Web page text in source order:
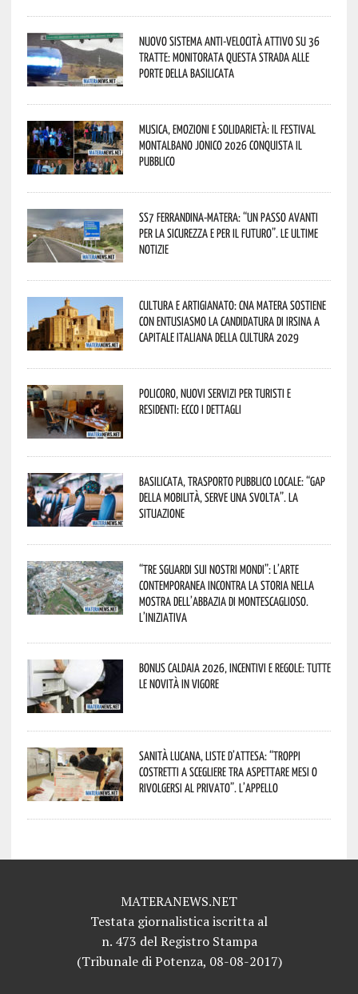
Nuovo sistema anti-velocità attivo su 36
tratte: monitorata questa strada alle
porte della Basilicata
Musica, emozioni e solidarietà: il Festival
Montalbano Jonico 2026 conquista il
pubblico
SS7 Ferrandina-Matera: “Un passo avanti
per la sicurezza e per il futuro”. Le ultime
notizie
Cultura e Artigianato: CNA Matera sostiene
con entusiasmo la candidatura di Irsina a
Capitale Italiana della Cultura 2029
Policoro, nuovi servizi per turisti e
residenti: ecco i dettagli
Basilicata, trasporto pubblico locale: “Gap
della mobilità, serve una svolta”. La
situazione
“Tre Sguardi sui Nostri Mondi”: l’arte
contemporanea incontra la storia nella
mostra dell’Abbazia di Montescaglioso.
L’iniziativa
Bonus caldaia 2026, incentivi e regole: tutte
le novità in vigore
Sanità lucana, liste d’attesa: “Troppi
costretti a scegliere tra aspettare mesi o
rivolgersi al privato”. L’appello
MATERANEWS.NET
Testata giornalistica iscritta al
n. 473 del Registro Stampa
(Tribunale di Potenza, 08-08-2017)